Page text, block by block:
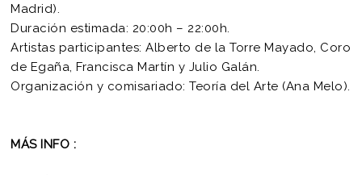
Madrid).
Duración estimada: 20:00h – 22:00h.
Artistas participantes: Alberto de la Torre Mayado, Coro
de Egaña, Francisca Martín y Julio Galán.
Organización y comisariado: Teoría del Arte (Ana Melo).
MÁS INFO :